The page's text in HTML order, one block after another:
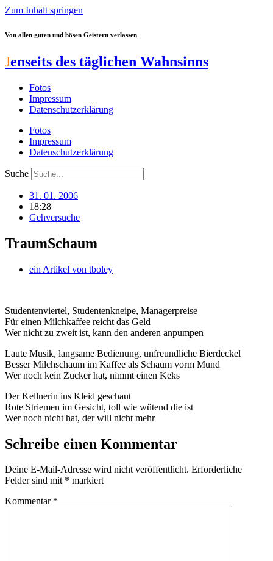
Zum Inhalt springen
Von allen guten und bösen Geistern verlassen
Jenseits des täglichen Wahnsinns
Fotos
Impressum
Datenschutzerklärung
Fotos
Impressum
Datenschutzerklärung
Suche
31. 01. 2006
18:28
Gehversuche
TraumSchaum
ein Artikel von tboley
Studentenviertel, Studentenkneipe, Managerpreise
Für einen Milchkaffee reicht das Geld
Wer nicht zu zweit ist, kann den anderen anpumpen
Laute Musik, langsame Bedienung, unfreundliche Bierdeckel
Besser Milchschaum im Kaffee als Schaum vorm Mund
Wer noch kein Zucker hat, nimmt einen Keks
Der Kellnerin ins Kleid geschaut
Rote Striemen im Gesicht, toll wie wütend die ist
Wer noch nicht hat, der will nicht mehr
Schreibe einen Kommentar
Deine E-Mail-Adresse wird nicht veröffentlicht. Erforderliche
Felder sind mit * markiert
Kommentar *